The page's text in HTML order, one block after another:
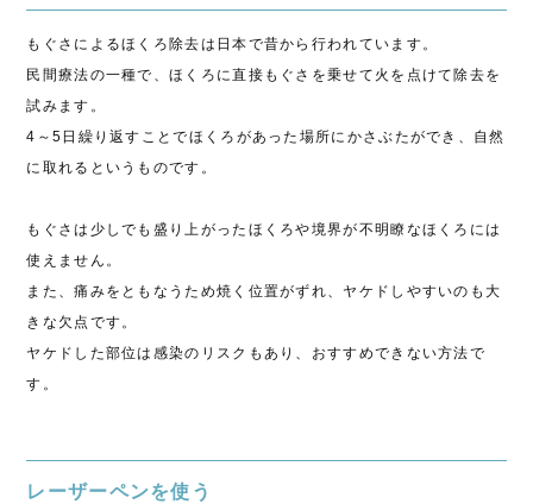
もぐさによるほくろ除去は日本で昔から行われています。
民間療法の一種で、ほくろに直接もぐさを乗せて火を点けて除去を
試みます。
4～5日繰り返すことでほくろがあった場所にかさぶたができ、自然
に取れるというものです。
もぐさは少しでも盛り上がったほくろや境界が不明瞭なほくろには
使えません。
また、痛みをともなうため焼く位置がずれ、ヤケドしやすいのも大
きな欠点です。
ヤケドした部位は感染のリスクもあり、おすすめできない方法で
す。
レーザーペンを使う